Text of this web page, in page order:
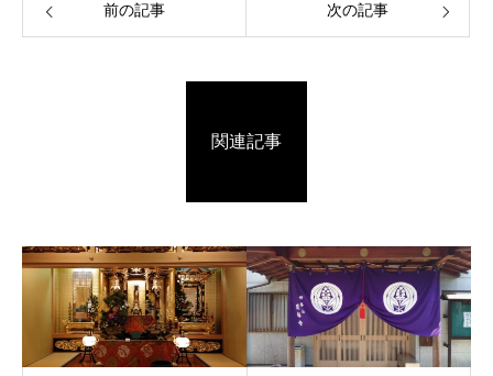
前の記事 次の記事
関連記事